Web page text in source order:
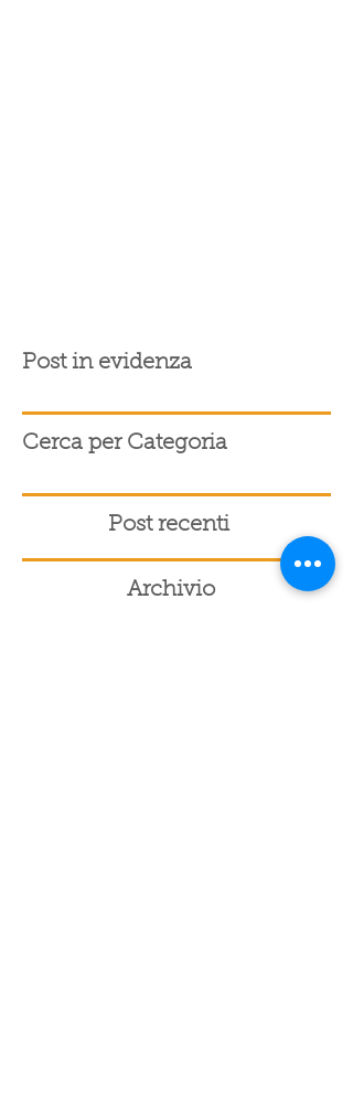
Post in evidenza
Cerca per Categoria
Post recenti
Archivio